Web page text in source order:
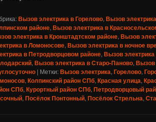
Вызов электрика в Горелово, Вызов
районе, Вызов электрика в
электрика в Кронштадтском районе, Вызов
в Ломоносове, Вызов электрика в ночное
в Петродворцовом районе, Вызов
, Вызов электрика в Старо-Паново, Вызов
| Метки:Вызов электрика, Горелово,
, Колпинский район СПб, Красная улица,
СПб, Курортный район СПб, Петродворцовый
, Посёлок Понтонный, Посёлок Стрельна,